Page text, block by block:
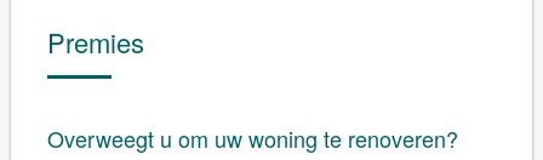
Premies
Overweegt u om uw woning te renoveren?